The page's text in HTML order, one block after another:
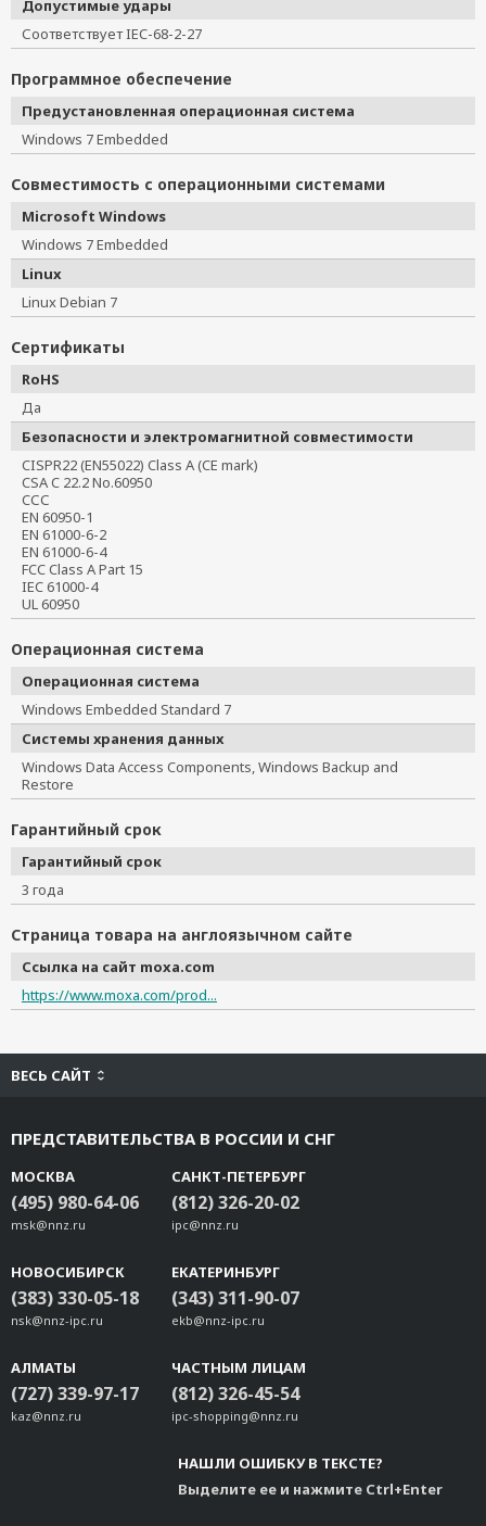
Допустимые удары
Соответствует IEC-68-2-27
Программное обеспечение
Предустановленная операционная система
Windows 7 Embedded
Совместимость с операционными системами
Microsoft Windows
Windows 7 Embedded
Linux
Linux Debian 7
Сертификаты
RoHS
Да
Безопасности и электромагнитной совместимости
CISPR22 (EN55022) Class A (CE mark)
CSA C 22.2 No.60950
CСС
EN 60950-1
EN 61000-6-2
EN 61000-6-4
FCC Class A Part 15
IEC 61000-4
UL 60950
Операционная система
Операционная система
Windows Embedded Standard 7
Системы хранения данных
Windows Data Access Components, Windows Backup and
Restore
Гарантийный срок
Гарантийный срок
3 года
Страница товара на англоязычном сайте
Ссылка на сайт moxa.com
https://www.moxa.com/prod...
ВЕСЬ САЙТ
ПРЕДСТАВИТЕЛЬСТВА В РОССИИ И СНГ
МОСКВА
(495) 980-64-06
msk@nnz.ru
САНКТ-ПЕТЕРБУРГ
(812) 326-20-02
ipc@nnz.ru
НОВОСИБИРСК
(383) 330-05-18
nsk@nnz-ipc.ru
ЕКАТЕРИНБУРГ
(343) 311-90-07
ekb@nnz-ipc.ru
АЛМАТЫ
(727) 339-97-17
kaz@nnz.ru
ЧАСТНЫМ ЛИЦАМ
(812) 326-45-54
ipc-shopping@nnz.ru
НАШЛИ ОШИБКУ В ТЕКСТЕ?
Выделите ее и нажмите Ctrl+Enter